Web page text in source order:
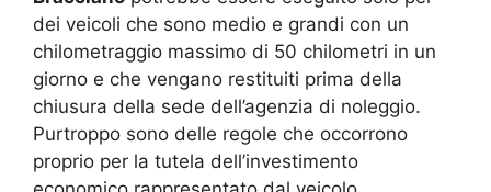
dei veicoli che sono medio e grandi con un
chilometraggio massimo di 50 chilometri in un
giorno e che vengano restituiti prima della
chiusura della sede dell’agenzia di noleggio.
Purtroppo sono delle regole che occorrono
proprio per la tutela dell’investimento